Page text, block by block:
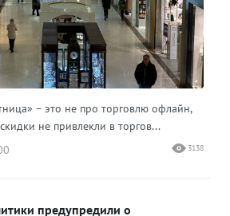
– это не про торговлю офлайн,
не привлекли в торгов...
3138
предупредили о